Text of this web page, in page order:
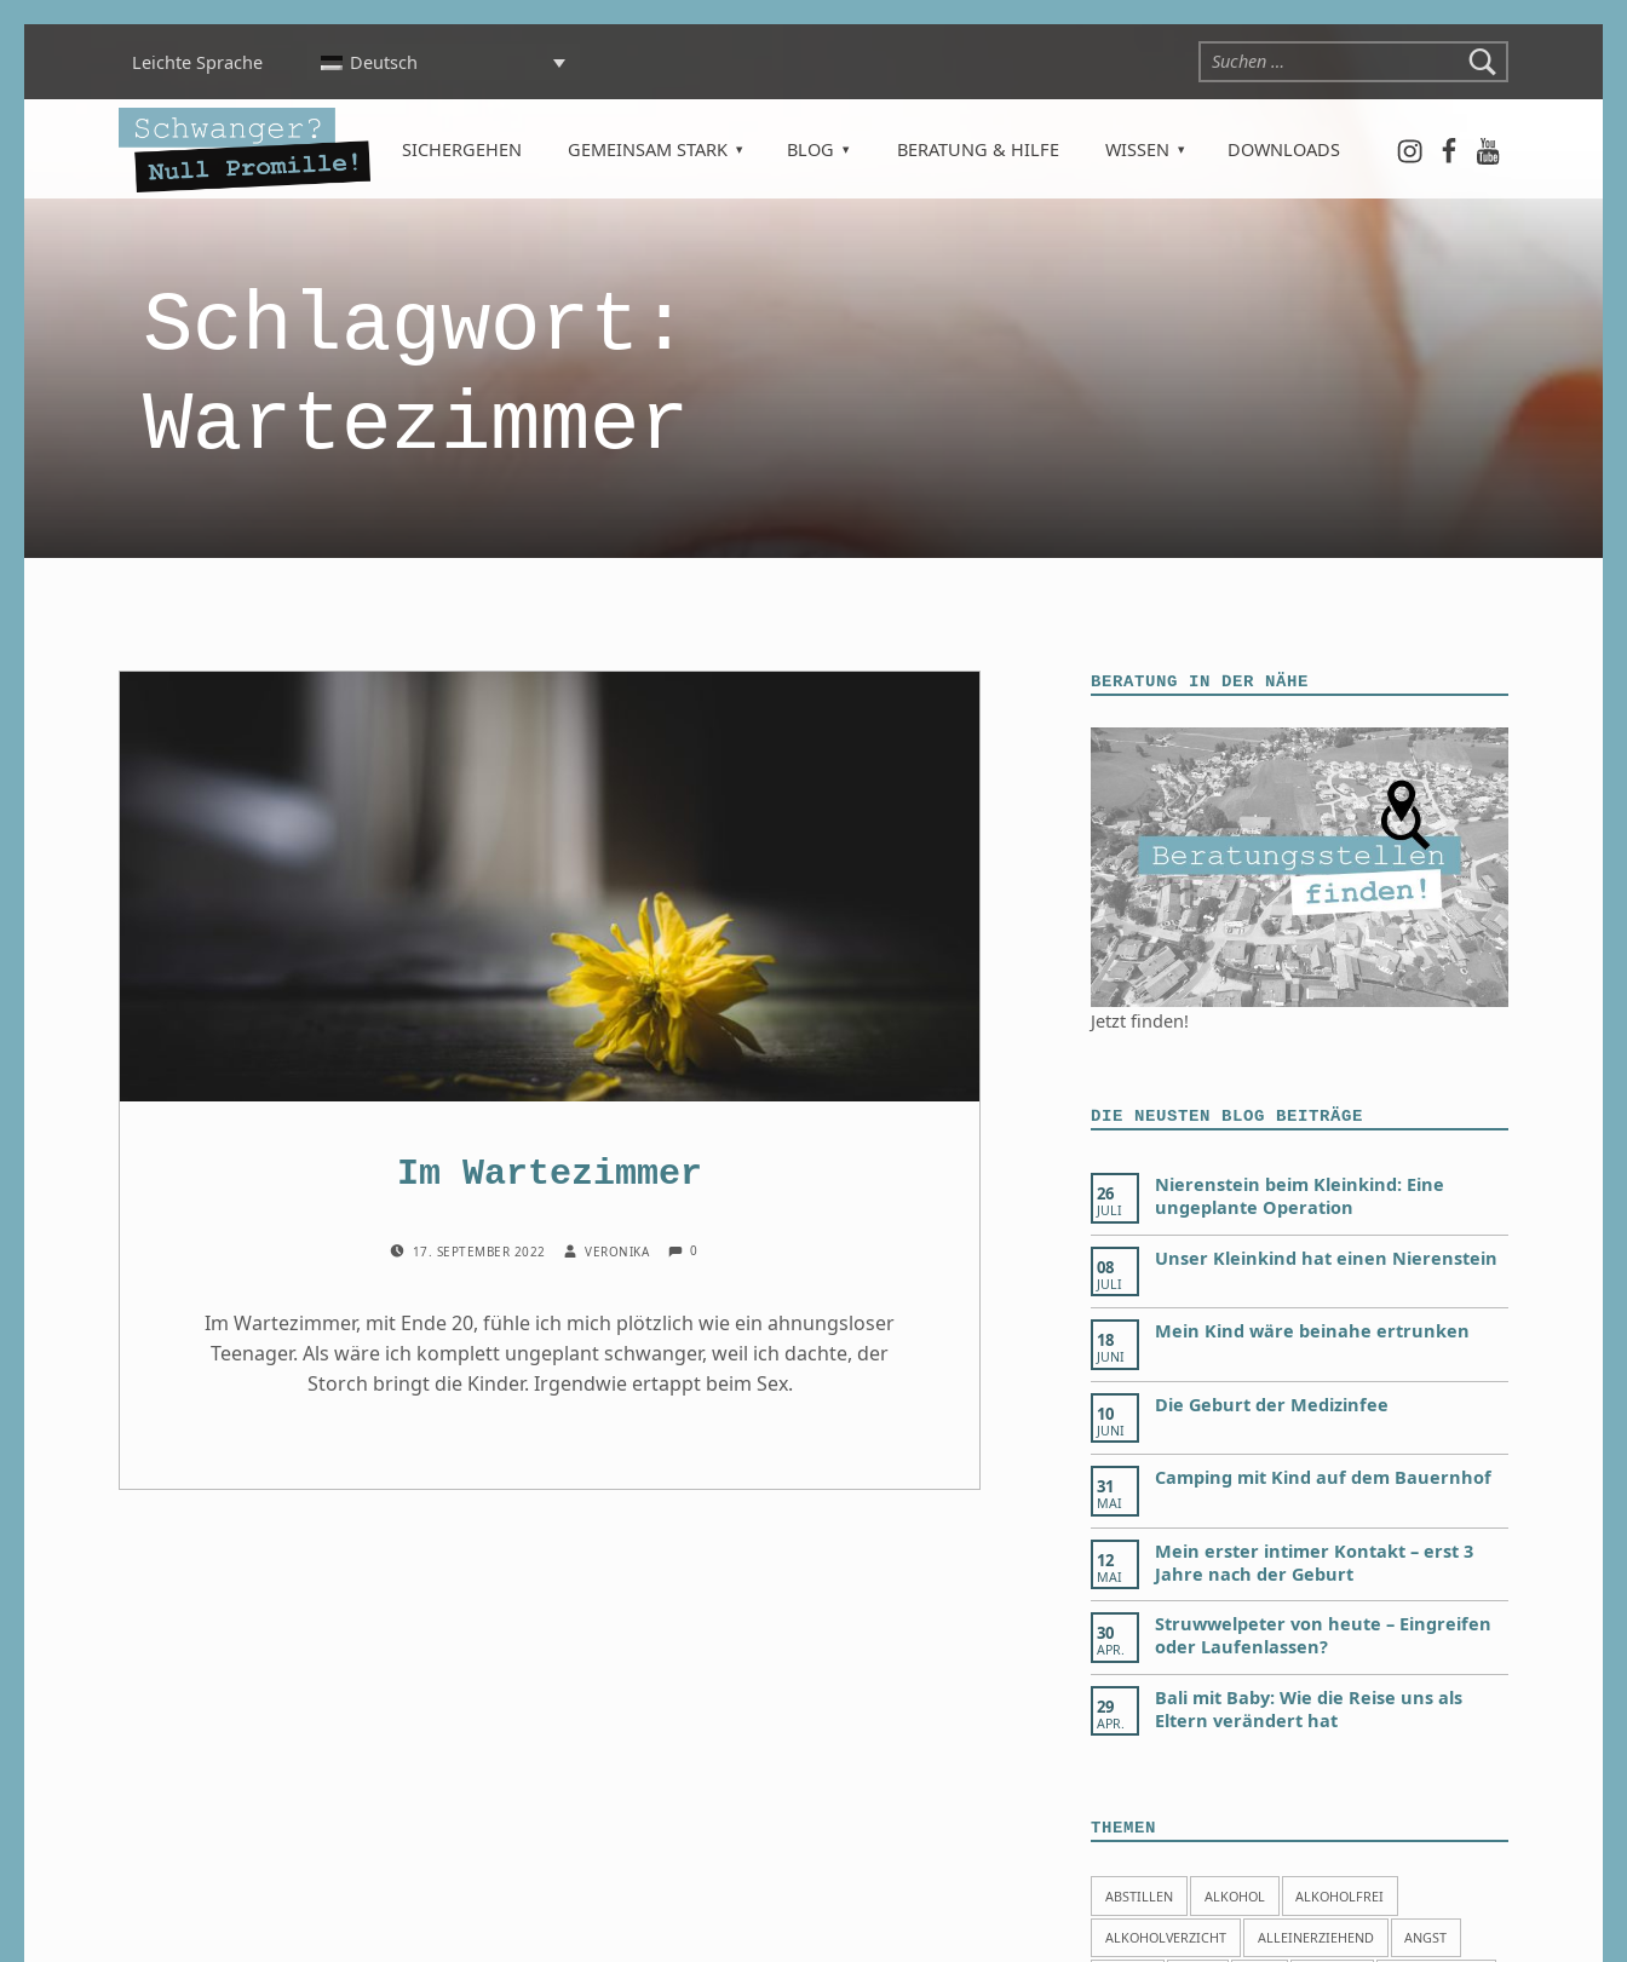
SICHERGEHEN GEMEINSAM STARK BLOG BERATUNG & HILFE WISSEN DOWNLOADS
Instagram
Facebook
YouTube
Leichte Sprache Deutsch
Schlagwort:
Wartezimmer
Im Wartezimmer
17. SEPTEMBER 2022 VERONIKA 0
Im Wartezimmer, mit Ende 20, fühle ich mich plötzlich wie ein ahnungsloser
Teenager. Als wäre ich komplett ungeplant schwanger, weil ich dachte, der
Storch bringt die Kinder. Irgendwie ertappt beim Sex.
BERATUNG IN DER NÄHE
Jetzt finden!
DIE NEUSTEN BLOG BEITRÄGE
26
JULI
Nierenstein beim Kleinkind: Eine
ungeplante Operation
08
JULI
Unser Kleinkind hat einen Nierenstein
18
JUNI
Mein Kind wäre beinahe ertrunken
10
JUNI
Die Geburt der Medizinfee
31
MAI
Camping mit Kind auf dem Bauernhof
12
MAI
Mein erster intimer Kontakt – erst 3
Jahre nach der Geburt
30
APR.
Struwwelpeter von heute – Eingreifen
oder Laufenlassen?
29
APR.
Bali mit Baby: Wie die Reise uns als
Eltern verändert hat
THEMEN
ABSTILLEN ALKOHOL ALKOHOLFREI
ALKOHOLVERZICHT ALLEINERZIEHEND ANGST